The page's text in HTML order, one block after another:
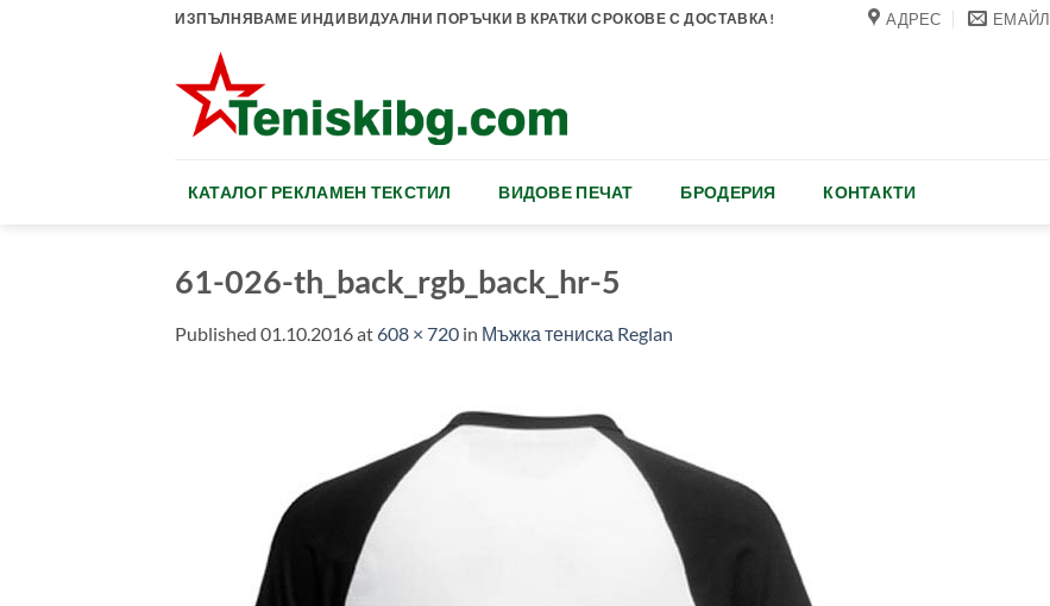
ИЗПЪЛНЯВАМЕ ИНДИВИДУАЛНИ ПОРЪЧКИ В КРАТКИ СРОКОВЕ С ДОСТАВКА! АДРЕС ЕМАЙЛ
КАТАЛОГ РЕКЛАМЕН ТЕКСТИЛ ВИДОВЕ ПЕЧАТ БРОДЕРИЯ КОНТАКТИ
61-026-th_back_rgb_back_hr-5
Published 01.10.2016at608 × 720 in Мъжка тениска Reglan